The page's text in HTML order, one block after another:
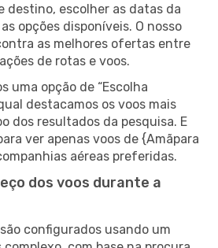
destino, escolher as datas da
opções disponíveis. O nosso
as melhores ofertas entre
de rotas e voos.
uma opção de “Escolha
destacamos os voos mais
dos resultados da pesquisa. E
ver apenas voos de {Amãpara
aéreas preferidas.
dos voos durante a
configurados usando um